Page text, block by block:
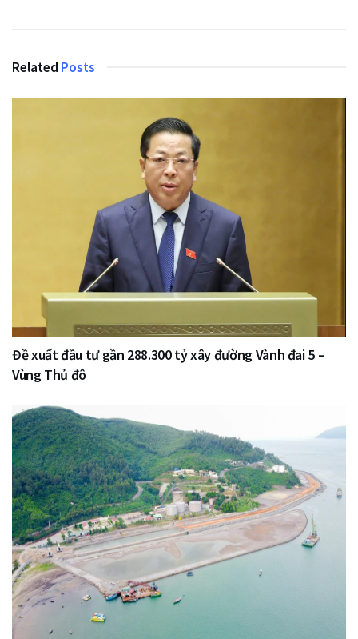
Related Posts
Đề xuất đầu tư gần 288.300 tỷ xây đường Vành đai 5 –
Vùng Thủ đô